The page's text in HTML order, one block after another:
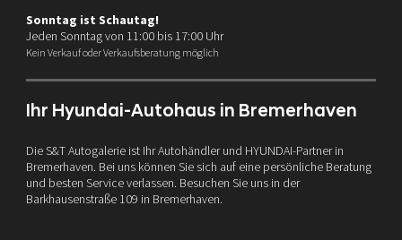
Sonntag ist Schautag!
Jeden Sonntag von 11:00 bis 17:00 Uhr
Kein Verkauf oder Verkaufsberatung möglich
Ihr Hyundai-Autohaus in Bremerhaven
Die S&T Autogalerie ist Ihr Autohändler und HYUNDAI-Partner in
Bremerhaven. Bei uns können Sie sich auf eine persönliche Beratung
und besten Service verlassen. Besuchen Sie uns in der
Barkhausenstraße 109 in Bremerhaven.